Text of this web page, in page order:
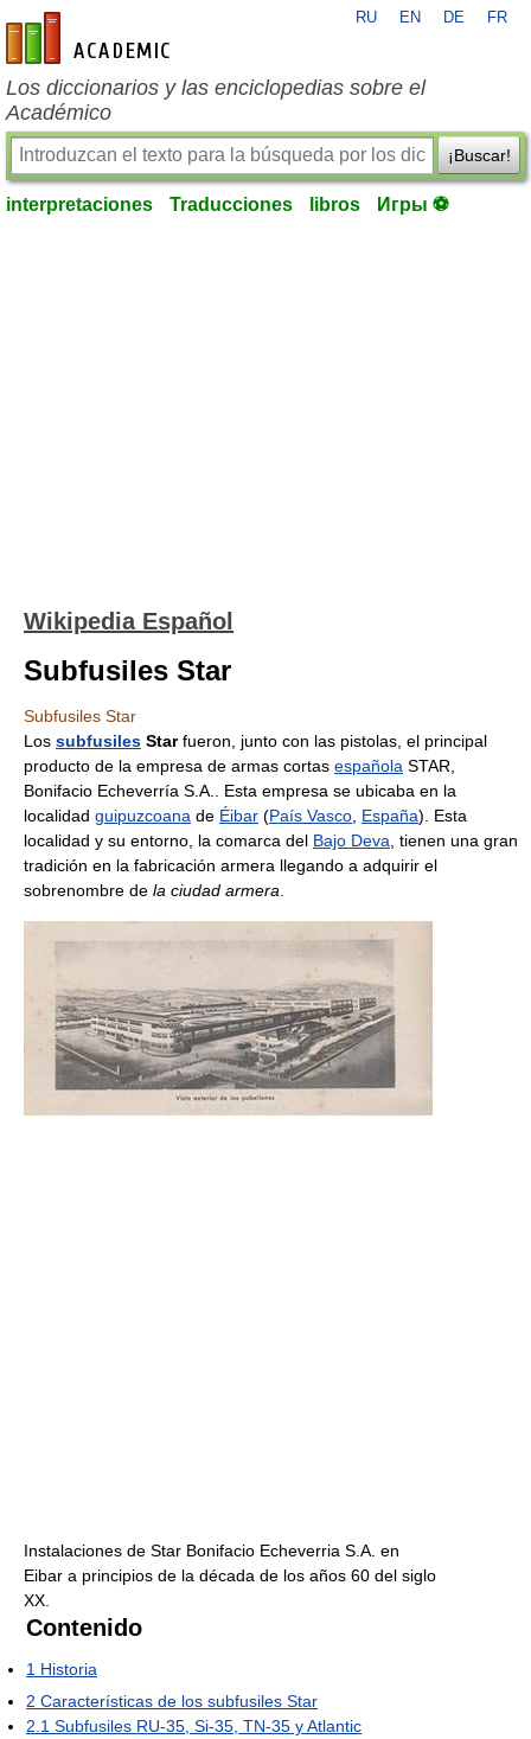
es-academic.com
RU EN DE FR
Los diccionarios y las enciclopedias sobre el
Académico
¡Buscar!
interpretaciones Traducciones libros Игры ⚽
Wikipedia Español
Subfusiles Star
Subfusiles Star
Los subfusiles Starfueron, junto con las pistolas, el principal
producto de la empresa de armas cortas española STAR,
Bonifacio Echeverría S.A.. Esta empresa se ubicaba en la
localidad guipuzcoana de Éibar (País Vasco España). Esta
localidad y su entorno, la comarca del Bajo Deva , tienen una gran
tradición en la fabricación armera llegando a adquirir el
sobrenombre de la ciudad armera
Instalaciones de Star Bonifacio Echeverria S.A. en
Eibar a principios de la década de los años 60 del siglo
XX.
Contenido
1 Historia
2 Características de los subfusiles Star
2.1 Subfusiles RU-35, Si-35, TN-35 y Atlantic